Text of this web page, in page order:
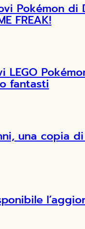
Pokémon
FREAK!
fantasti
una copia di